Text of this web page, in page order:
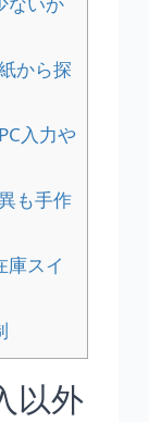
から探
入力や
も手作
庫スイ
以外